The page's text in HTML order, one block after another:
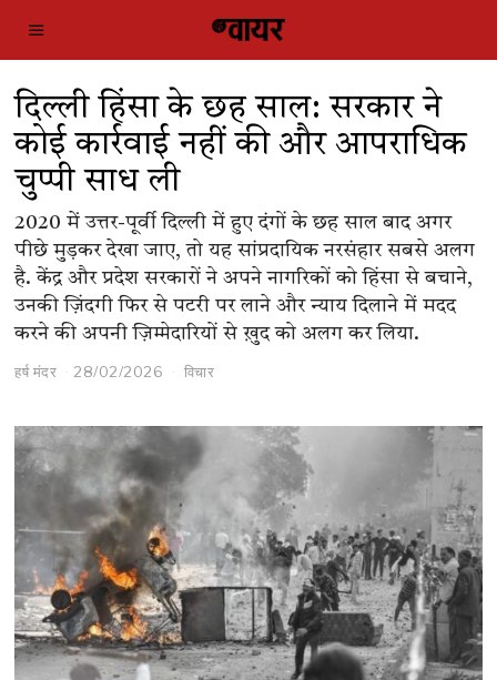
दिल्ली हिंसा के छह साल: सरकार ने
कोई कार्रवाई नहीं की और आपराधिक
चुप्पी साध ली
2020 में उत्तर-पूर्वी दिल्ली में हुए दंगों के छह साल बाद अगर
पीछे मुड़कर देखा जाए, तो यह सांप्रदायिक नरसंहार सबसे अलग
है. केंद्र और प्रदेश सरकारों ने अपने नागरिकों को हिंसा से बचाने,
उनकी ज़िंदगी फिर से पटरी पर लाने और न्याय दिलाने में मदद
करने की अपनी ज़िम्मेदारियों से ख़ुद को अलग कर लिया.
हर्ष मंदर 28/02/2026 विचार